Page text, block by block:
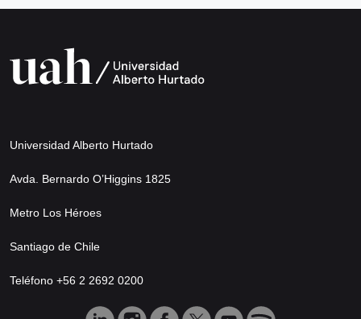
Universidad Alberto Hurtado
Avda. Bernardo O’Higgins 1825
Metro Los Héroes
Santiago de Chile
Teléfono +56 2 2692 0200